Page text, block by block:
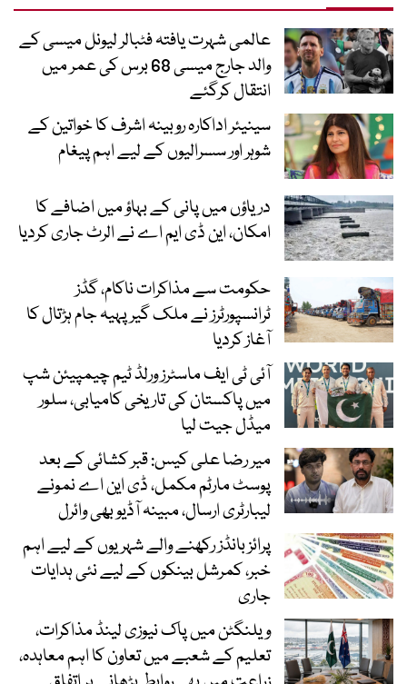
عالمی شہرت یافتہ فٹبالر لیونل میسی کے
والد جارج میسی 68 برس کی عمر میں
انتقال کرگئے
سینیئر اداکارہ روبینہ اشرف کا خواتین کے
شوہر اور سسرالیوں کے لیے اہم پیغام
دریاؤں میں پانی کے بہاؤ میں اضافے کا
امکان، این ڈی ایم اے نے الرٹ جاری کردیا
حکومت سے مذاکرات ناکام، گڈز
ٹرانسپورٹرز نے ملک گیر پہیہ جام ہڑتال کا
آغاز کردیا
آئی ٹی ایف ماسٹرز ورلڈ ٹیم چیمپیئن شپ
میں پاکستان کی تاریخی کامیابی، سلور
میڈل جیت لیا
میر رضا علی کیس: قبر کشائی کے بعد
پوسٹ مارٹم مکمل، ڈی این اے نمونے
لیبارٹری ارسال، مبینہ آڈیو بھی وائرل
پرائز بانڈز رکھنے والے شہریوں کے لیے اہم
خبر، کمرشل بینکوں کے لیے نئی ہدایات
جاری
ویلنگٹن میں پاک نیوزی لینڈ مذاکرات،
تعلیم کے شعبے میں تعاون کا اہم معاہدہ،